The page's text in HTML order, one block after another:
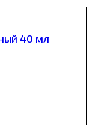
40 мл